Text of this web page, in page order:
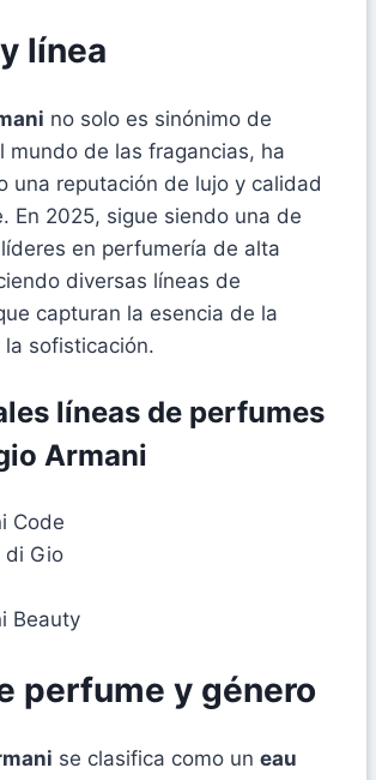
línea
no solo es sinónimo de
mundo de las fragancias, ha
una reputación de lujo y calidad
En 2025, sigue siendo una de
en perfumería de alta
diversas líneas de
capturan la esencia de la
la sofisticación.
líneas de perfumes
Armani
Code
di Gio
Beauty
perfume y género
se clasifica como un eau